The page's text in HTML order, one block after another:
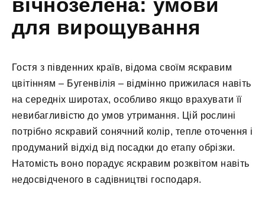
для вирощування
Гостя з південних країв, відома своїм яскравим
цвітінням – Бугенвілія – відмінно прижилася навіть
на середніх широтах, особливо якщо врахувати її
невибагливістю до умов утримання. Цій рослині
потрібно яскравий сонячний колір, тепле оточення і
продуманий відхід від посадки до етапу обрізки.
Натомість воно порадує яскравим розквітом навіть
недосвідченого в садівництві господаря.